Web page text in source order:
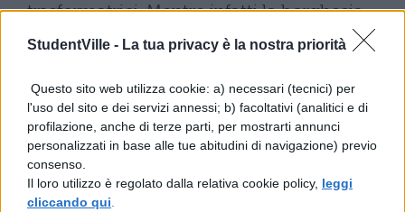
StudentVille - La tua privacy è la nostra priorità
Questo sito web utilizza cookie: a) necessari (tecnici) per
l'uso del sito e dei servizi annessi; b) facoltativi (analitici e di
profilazione, anche di terze parti, per mostrarti annunci
personalizzati in base alle tue abitudini di navigazione) previo
consenso.
Il loro utilizzo è regolato dalla relativa cookie policy, leggi
cliccando qui
trasformatrici. Mentre infatti la borghesia
appare chiusa entro il circuito di interessi
può acquisire solo una ” falsa coscienza ”
della realtà e, soprattutto, non può e non
vuole modificare quest’ultima), il
proletariato sa elaborare una versione